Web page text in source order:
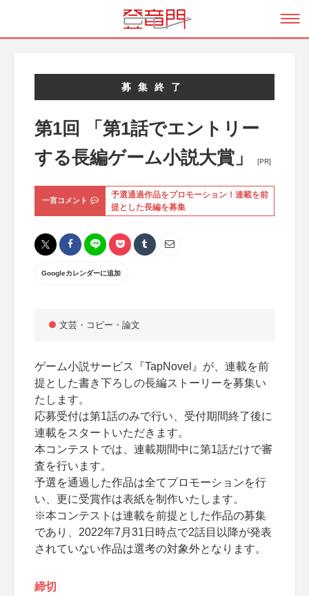
募集終了
第1回 「第1話でエントリー
する長編ゲーム小説大賞」
[PR]
一言コメント
予選通過作品をプロモーション！連載を前
提とした長編を募集
Googleカレンダーに追加
文芸・コピー・論文
ゲーム小説サービス『TapNovel』が、連載を前
提とした書き下ろしの長編ストーリーを募集い
たします。
応募受付は第1話のみで行い、受付期間終了後に
連載をスタートいただきます。
本コンテストでは、連載期間中に第1話だけで審
査を行います。
予選を通過した作品は全てプロモーションを行
い、更に受賞作は表紙を制作いたします。
※本コンテストは連載を前提とした作品の募集
であり、2022年7月31日時点で2話目以降が発表
されていない作品は選考の対象外となります。
締切